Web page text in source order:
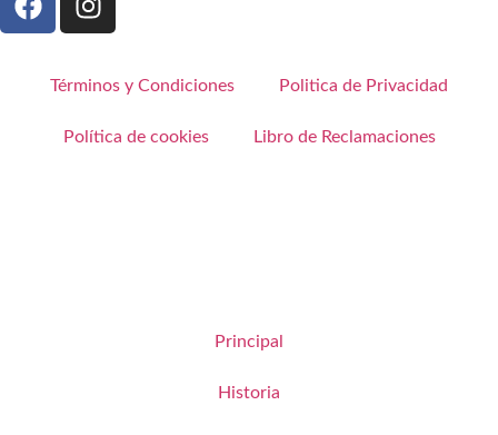
Términos y Condiciones Politica de Privacidad
Política de cookies Libro de Reclamaciones
Principal
Historia